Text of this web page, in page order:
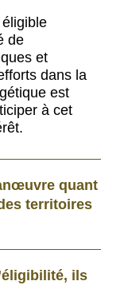
de
et
dans la
est
à cet
quant
territoires
ils